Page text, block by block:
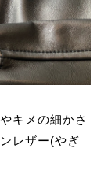
キメの細かさ
レザー(やぎ